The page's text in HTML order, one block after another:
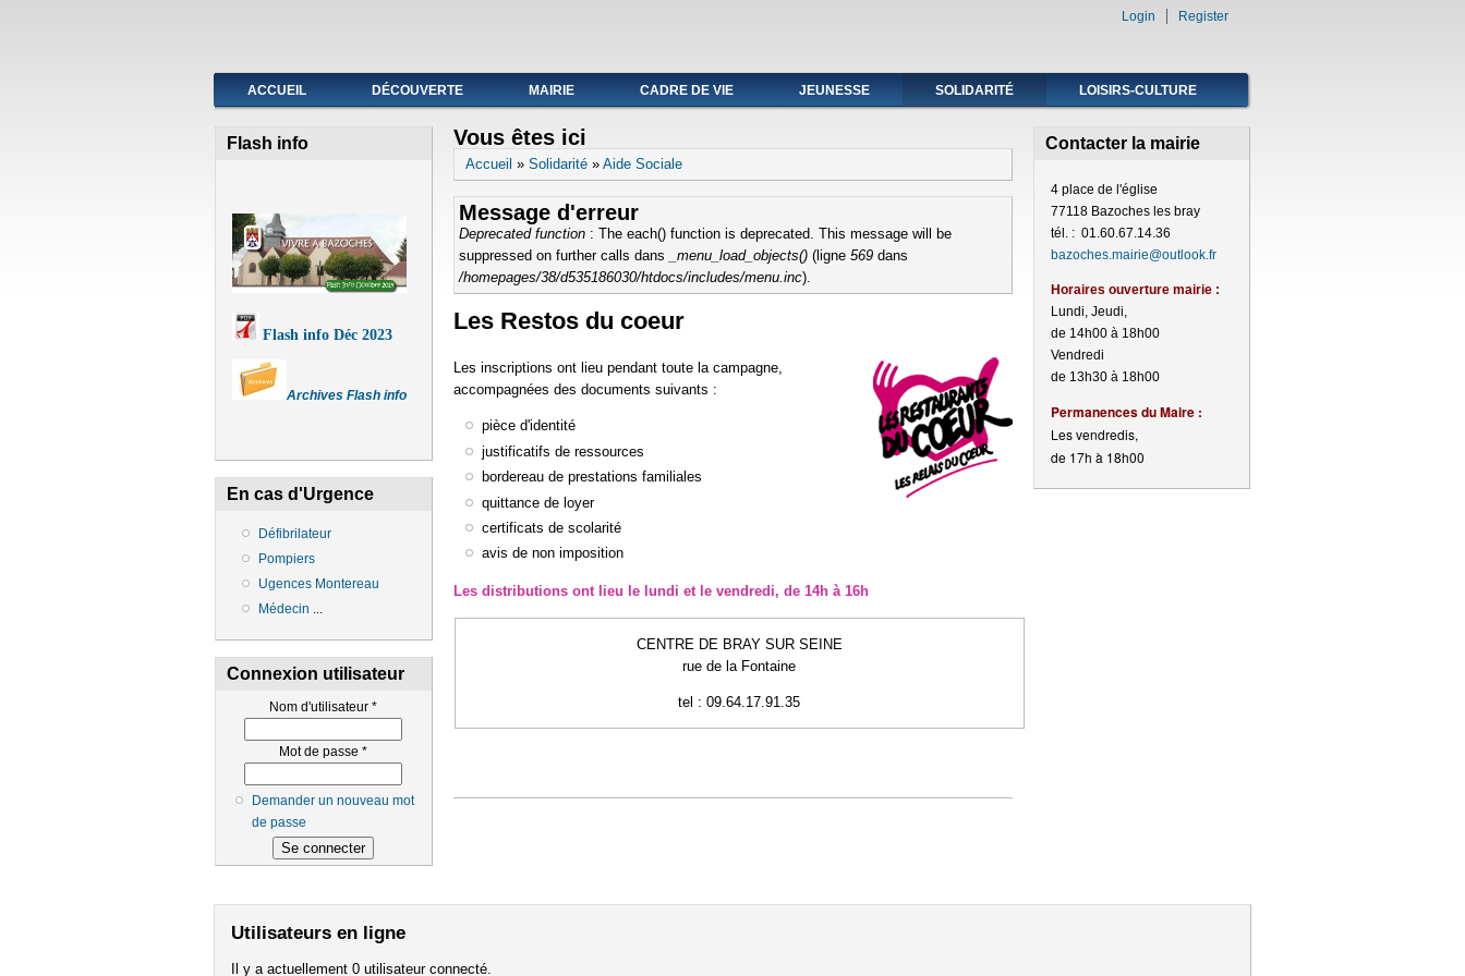
Login Register
Fermeture de l'agence postale du 19 au avril 2021
ACCUEIL DÉCOUVERTE MAIRIE CADRE DE VIE JEUNESSE SOLIDARITÉ LOISIRS-CULTURE
Flash info
Flash info Déc 2023
Archives Flash info
En cas d'Urgence
Défibrilateur
Pompiers
Ugences Montereau
Médecin ...
Connexion utilisateur
Nom d'utilisateur*
Mot de passe*
Demander un nouveau mot
de passe
Vous êtes ici
Accueil » Solidarité» Aide Sociale
Message d'erreur
Deprecated function: The each() function is deprecated. This message will be
suppressed on further calls dans
_menu_load_objects()(ligne 569dans
/homepages/38/d535186030/htdocs/includes/menu.inc).
Les Restos du coeur
Les inscriptions ont lieu pendant toute la campagne,
accompagnées des documents suivants :
pièce d'identité
justificatifs de ressources
bordereau de prestations familiales
quittance de loyer
certificats de scolarité
avis de non imposition
Les distributions ont lieu le lundi et le vendredi, de 14h à 16h
CENTRE DE BRAY SUR SEINE
rue de la Fontaine
tel : 09.64.17.91.35
Contacter la mairie
4 place de l'église
77118 Bazoches les bray
tél. : 01.60.67.14.36
bazoches.mairie@outlook.fr
Horaires ouverture mairie :
Lundi, Jeudi,
de 14h00 à 18h00
Vendredi
de 13h30 à 18h00
Permanences du Maire :
Les vendredis,
de 17h à 18h00
Utilisateurs en ligne
Il y a actuellement 0 utilisateur connecté.